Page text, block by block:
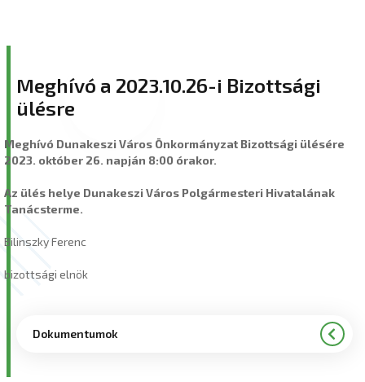
Meghívó a 2023.10.26-i Bizottsági
ülésre
Meghívó Dunakeszi Város Önkormányzat Bizottsági ülésére
2023. október 26. napján 8:00 órakor.
Az ülés helye Dunakeszi Város Polgármesteri Hivatalának
Tanácsterme.
Bilinszky Ferenc
bizottsági elnök
Dokumentumok